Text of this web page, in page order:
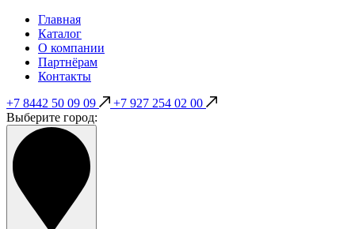
Главная
Каталог
О компании
Партнёрам
Контакты
+7 8442 50 09 09
+7 927 254 02 00
Выберите город: